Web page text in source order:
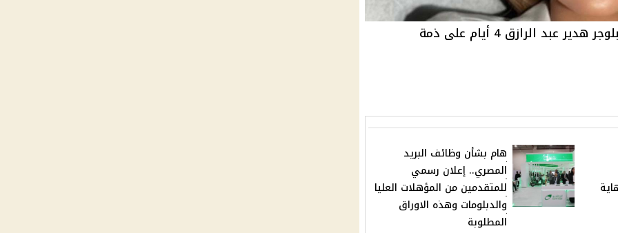
بلاغات واعترافات.. تفاصيل حبس البلوجر هدير عبد الرازق 4 أيام على ذمة
هام بشأن وظائف البريد
المصري.. إعلان رسمي
للمتقدمين من المؤهلات العليا
والدبلومات وهذه الاوراق
المطلوبة